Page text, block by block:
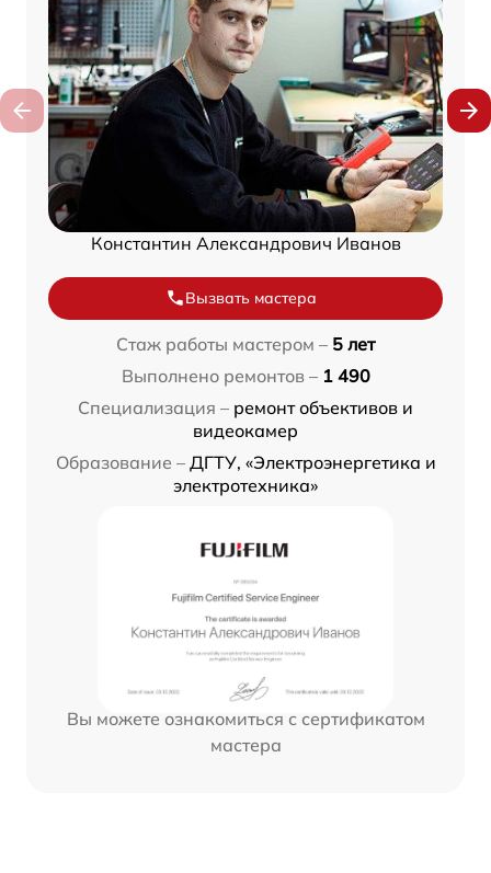
Константин Александрович Иванов
Вызвать мастера
Стаж работы мастером – 5 лет
Выполнено ремонтов – 1 490
Специализация – ремонт объективов и
видеокамер
Образование – ДГТУ, «Электроэнергетика и
электротехника»
Вы можете ознакомиться с сертификатом
мастера